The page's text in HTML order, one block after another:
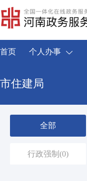
首页 个人办事
市住建局
全部
行政强制 (0)